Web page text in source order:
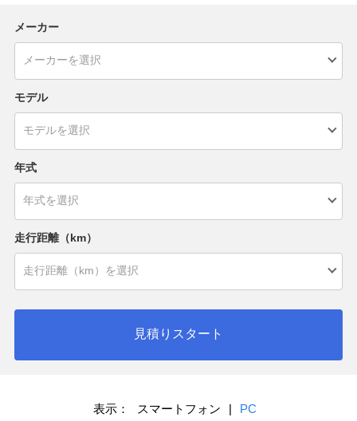
メーカー
モデル
年式
走行距離（km）
見積りスタート
表示： スマートフォン | PC